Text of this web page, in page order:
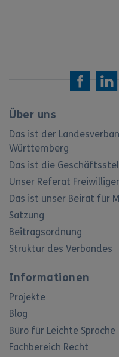
Über uns
Das ist der
Württemberg
Das ist die
Unser Referat
Das ist unser Beirat für
Satzung
Beitragsordnung
Struktur des Verbandes
Informationen
Projekte
Blog
Büro für Leichte Sprache
Fachbereich Recht